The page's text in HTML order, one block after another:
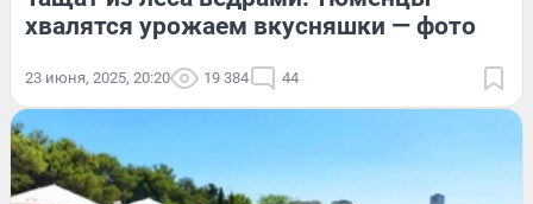
хвалятся урожаем вкусняшки — фото
23 июня, 2025, 20:20 19 384 44